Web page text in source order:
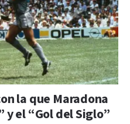
la que Maradona
y el “Gol del Siglo”